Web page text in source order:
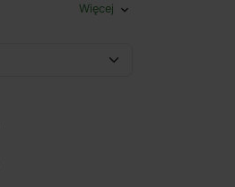
Więcej expand_more